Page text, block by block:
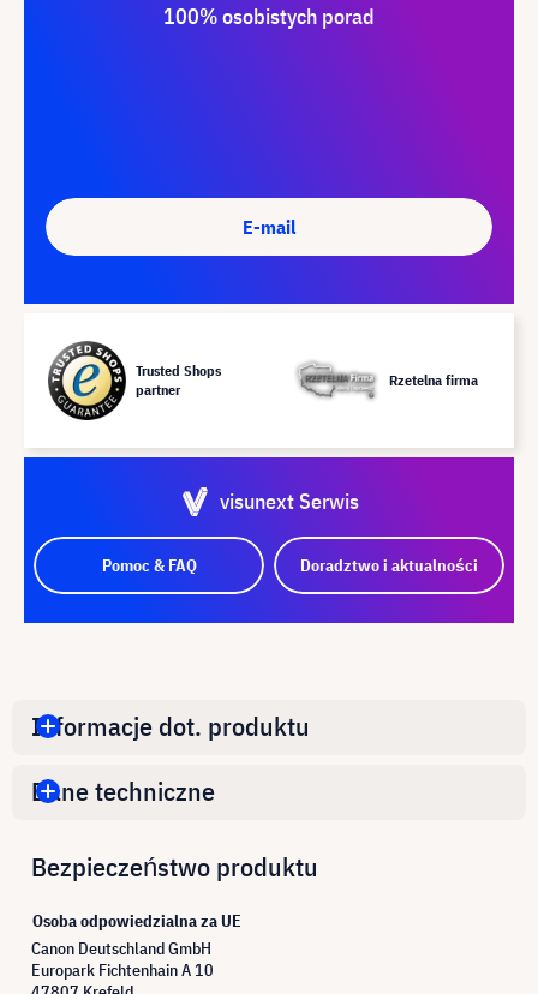
100% osobistych porad
E-mail
Trusted Shops
partner
Rzetelna firma
visunext Serwis
Pomoc & FAQ Doradztwo i aktualności
Informacje dot. produktu
Dane techniczne
Bezpieczeństwo produktu
Osoba odpowiedzialna za UE
Canon Deutschland GmbH
Europark Fichtenhain A 10